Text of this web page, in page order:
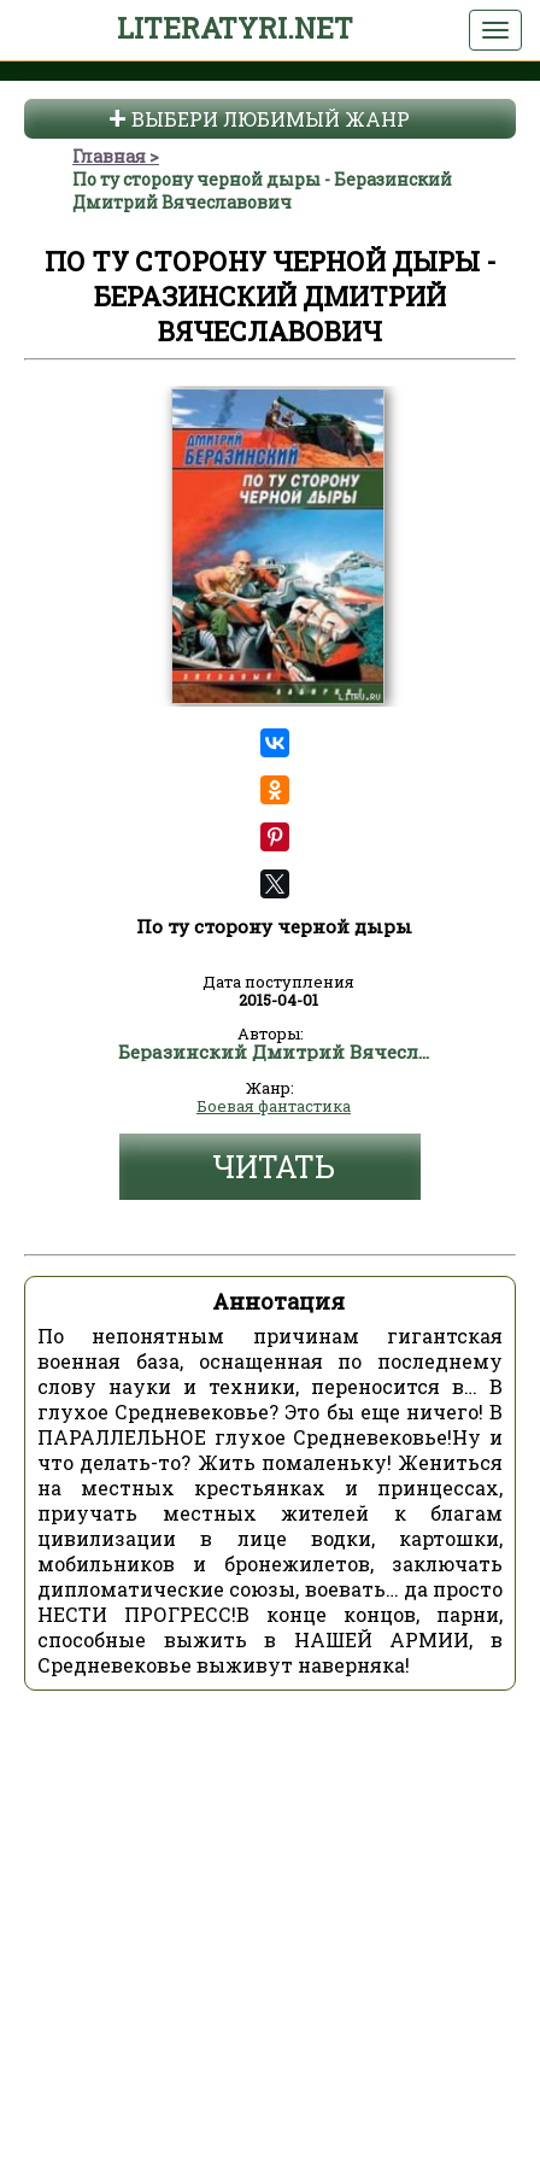
LITERATYRI.NET
ВЫБЕРИ ЛЮБИМЫЙ ЖАНР
Главная
По ту сторону черной дыры - Беразинский
Дмитрий Вячеславович
ПО ТУ СТОРОНУ ЧЕРНОЙ ДЫРЫ -
БЕРАЗИНСКИЙ ДМИТРИЙ
ВЯЧЕСЛАВОВИЧ
По ту сторону черной дыры
Дата поступления
2015-04-01
Авторы:
Беразинский Дмитрий Вячеславович
Жанр:
Боевая фантастика
ЧИТАТЬ
Аннотация
По непонятным причинам гигантская
военная база, оснащенная по последнему
слову науки и техники, переносится в… В
глухое Средневековье? Это бы еще ничего! В
ПАРАЛЛЕЛЬНОЕ глухое Средневековье!Ну и
что делать-то? Жить помаленьку! Жениться
на местных крестьянках и принцессах,
приучать местных жителей к благам
цивилизации в лице водки, картошки,
мобильников и бронежилетов, заключать
дипломатические союзы, воевать… да просто
НЕСТИ ПРОГРЕСС!В конце концов, парни,
способные выжить в НАШЕЙ АРМИИ, в
Средневековье выживут наверняка!